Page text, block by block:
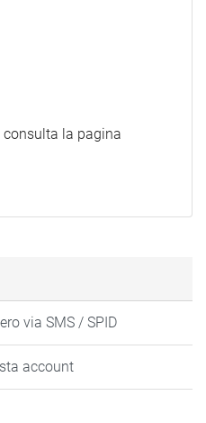
la pagina
via SMS / SPID
account